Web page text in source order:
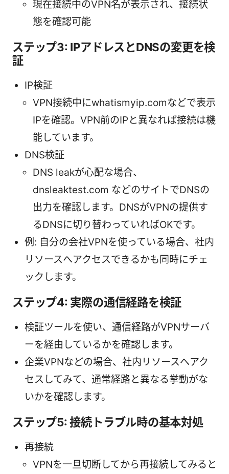
現在接続中のVPN名が表示され、接続状
態を確認可能
ステップ3: IPアドレスとDNSの変更を検
証
IP検証
VPN接続中にwhatismyip.comなどで表示
IPを確認。VPN前のIPと異なれば接続は機
能しています。
DNS検証
DNS leakが心配な場合、
dnsleaktest.com などのサイトでDNSの
出力を確認します。DNSがVPNの提供す
るDNSに切り替わっていればOKです。
例: 自分の会社VPNを使っている場合、社内
リソースへアクセスできるかも同時にチェ
ックします。
ステップ4: 実際の通信経路を検証
検証ツールを使い、通信経路がVPNサーバ
ーを経由しているかを確認します。
企業VPNなどの場合、社内リソースへアク
セスしてみて、通常経路と異なる挙動がな
いかを確認します。
ステップ5: 接続トラブル時の基本対処
再接続
VPNを一旦切断してから再接続してみると